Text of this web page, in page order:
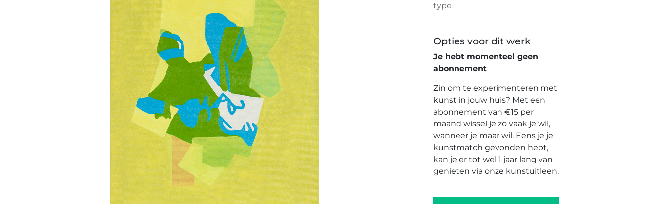
type
Opties voor dit werk
Je hebt momenteel geen
abonnement
Zin om te experimenteren met
kunst in jouw huis? Met een
abonnement van €15 per
maand wissel je zo vaak je wil,
wanneer je maar wil. Eens je je
kunstmatch gevonden hebt,
kan je er tot wel 1 jaar lang van
genieten via onze kunstuitleen.